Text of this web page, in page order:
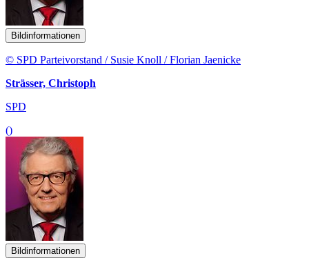
Bildinformationen
© SPD Parteivorstand / Susie Knoll / Florian Jaenicke
Strässer, Christoph
SPD
()
Bildinformationen